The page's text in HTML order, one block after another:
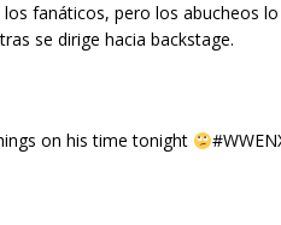
fanáticos, pero los abucheos lo
se dirige hacia backstage.
on his time tonight